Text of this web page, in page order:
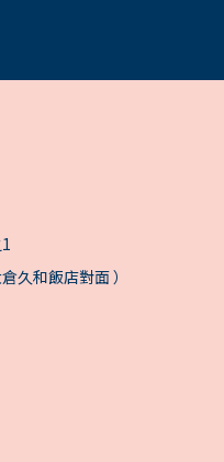
久和飯店對面 ）